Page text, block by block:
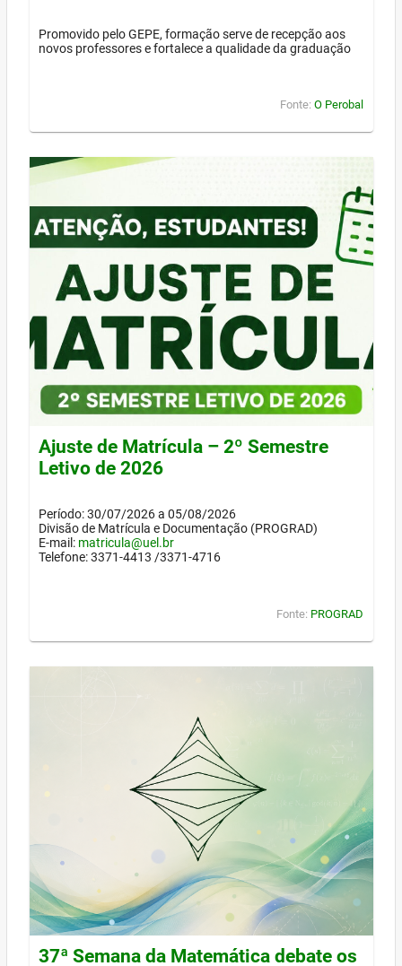
Promovido pelo GEPE, formação serve de recepção aos
novos professores e fortalece a qualidade da graduação
Fonte: O Perobal
Ajuste de Matrícula – 2º Semestre
Letivo de 2026
Período: 30/07/2026 a 05/08/2026
Divisão de Matrícula e Documentação (PROGRAD)
E-mail: matricula@uel.br
Telefone: 3371-4413 /3371-4716
Fonte: PROGRAD
37ª Semana da Matemática debate os